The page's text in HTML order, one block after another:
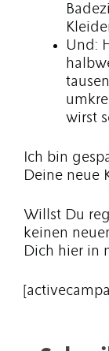
Und:
wirst
Ich bin
Deine neue
Willst Du
keinen
Dich hier in